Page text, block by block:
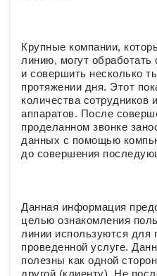
Крупные компании,
линию, могут обработать
и совершить несколько
протяжении дня. Этот
количества сотрудников
аппаратов. После
проделанном звонке
данных с помощью
до совершения
Данная информация
целью ознакомления
линии используются для
проведенной услуге.
полезны как одной
другой (клиенту). Не